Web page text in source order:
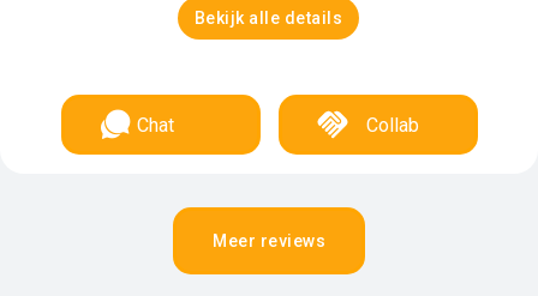
Bekijk alle details
Chat Collab
Meer reviews